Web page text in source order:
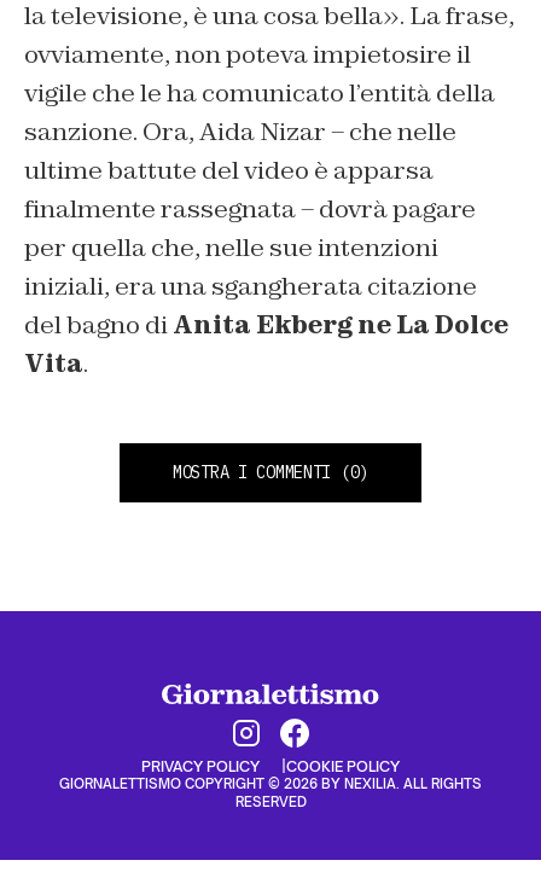
la televisione, è una cosa bella». La frase,
ovviamente, non poteva impietosire il
vigile che le ha comunicato l’entità della
sanzione. Ora, Aida Nizar – che nelle
ultime battute del video è apparsa
finalmente rassegnata – dovrà pagare
per quella che, nelle sue intenzioni
iniziali, era una sgangherata citazione
del bagno diAnita Ekberg ne La Dolce
Vita.
MOSTRA I COMMENTI (0)
PRIVACY POLICY COOKIE POLICY
GIORNALETTISMO COPYRIGHT © 2026 BY NEXILIA. ALL RIGHTS
RESERVED